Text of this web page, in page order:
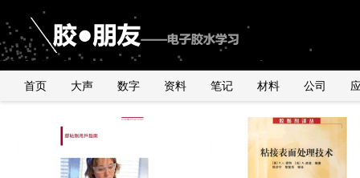
首页 大声 数字 资料 笔记 材料 公司